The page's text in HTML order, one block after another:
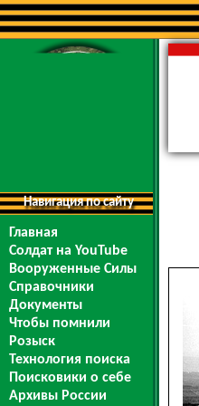
Навигация по сайту
Главная
Солдат на YouTube
Вооруженные Силы
Справочники
Документы
Чтобы помнили
Розыск
Технология поиска
Поисковики о себе
Архивы России